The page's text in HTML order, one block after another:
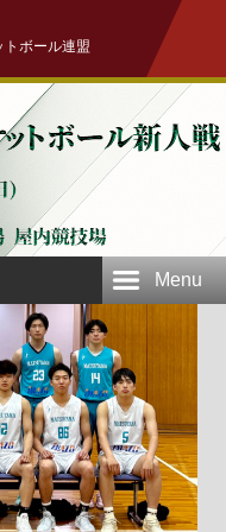
ボール連盟
Menu